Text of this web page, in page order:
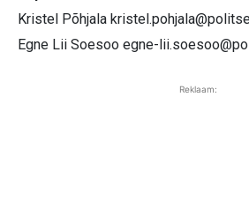
Kristel Põhjala
Egne Lii Soesoo egne-
Reklaam: